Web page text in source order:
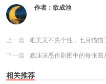
作者： 欲成池
上一篇
唯美又不失个性，七月猫猫
下一篇
蠢沫沫恶作剧图中的每张
相关推荐